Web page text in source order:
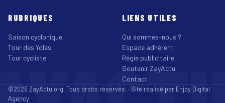
RUBRIQUES
Saison cyclonique
Tour des Yoles
Tour cycliste
LIENS UTILES
Qui sommes-nous ?
Espace adhérent
Régie publicitaire
Soutenir ZayActu
Contact
©2026 ZayActu.org. Tous droits réservés. · Site réalisé par Enjoy Digital
Agency